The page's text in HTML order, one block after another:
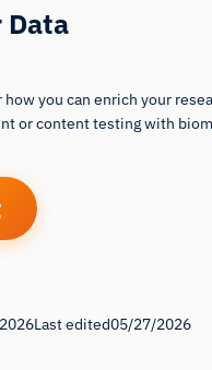
Data
how you can enrich your
or content testing with
Last edited05/27/2026